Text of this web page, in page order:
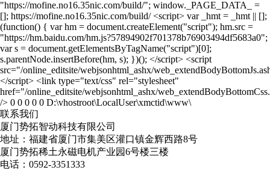
联系我们
厦门势拓智动科技有限公司
地址：福建省厦门市集美区灌口镇金辉西路8号
厦门势拓稀土永磁电机产业园6号楼三楼
电话：0592-3351333